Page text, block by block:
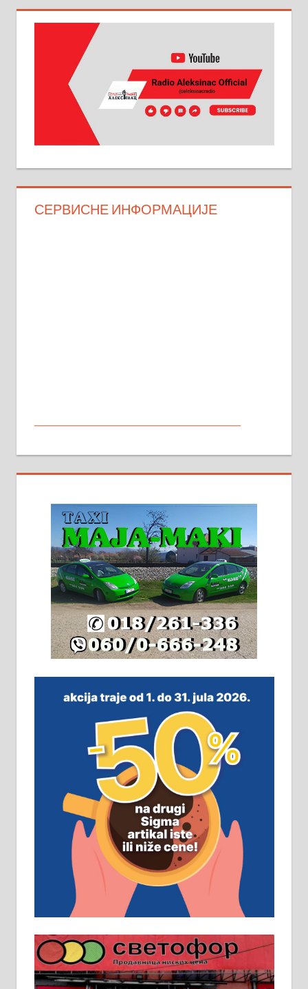
СЕРВИСНЕ ИНФОРМАЦИЈЕ
стамбене целине једна уз другу.
2х150м2, две гараже, централно
грејање на гас и дрва. Две
адресе. 063/71-74-023
Издајем комплетно опремљену
халу на Житковачком путу, на
плацу површине око 7 ари.
064/321-80-51; 063/102-35-25
На продају легализована, нова,
м2 са плацем од 8 ари у Зеленом
виру у Алексинцу. Могућа
замена. 064/21-63-584
ПОСЛОВНИ ОГЛАСИ
Рудник и флотација Рудник
д.о.о. Рудник запошљава 20
помоћника рудара. Услови:
Основна школа, пожељно радно
искуство на истим и сличним
пословима, али не и неопходан
услов. Обезбеђен смештај,
превоз, исхрана. 032/57-41-122 –
локал 22
Пружам услуге завршних радова
у грађевини, хидроизолације и
молерских радова. 061/25-28-058